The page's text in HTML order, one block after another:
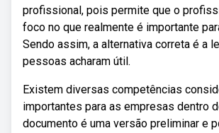
profissional, pois permite que o
foco no que realmente é importante
Sendo assim, a alternativa correta é a
pessoas acharam útil.
Existem diversas competências
importantes para as empresas dentro
documento é uma versão preliminar e